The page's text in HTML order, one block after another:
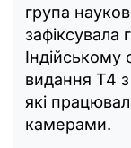
група
зафіксувала
Індійському
видання T4
які
камерами.